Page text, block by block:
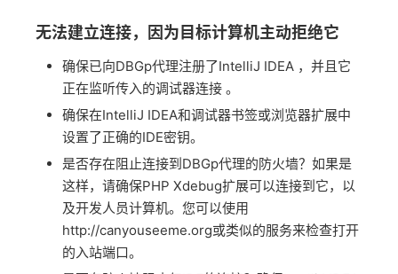
无法建立连接，因为目标计算机主动拒绝它
确保已向DBGp代理注册了IntelliJ IDEA ，并且它
正在监听传入的调试器连接 。
确保在IntelliJ IDEA和调试器书签或浏览器扩展中
设置了正确的IDE密钥。
是否存在阻止连接到DBGp代理的防火墙？如果是
这样，请确保PHP Xdebug扩展可以连接到它，以
及开发人员计算机。您可以使用
http://canyouseeme.org或类似的服务来检查打开
的入站端口。